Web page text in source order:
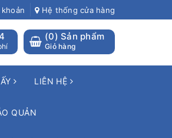
Hệ thống cửa hàng
(0) Sản phẩm
Giỏ hàng
LIÊN HỆ
QUẢN